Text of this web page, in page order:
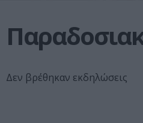
Δεν βρέθηκαν εκδηλώσεις